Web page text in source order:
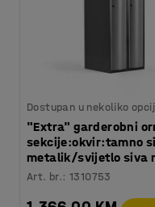
Dostupan u nekoliko
"Extra" garderobni
sekcije:okvir:tamno
metalik/svijetlo siva
Art. br.:1310753